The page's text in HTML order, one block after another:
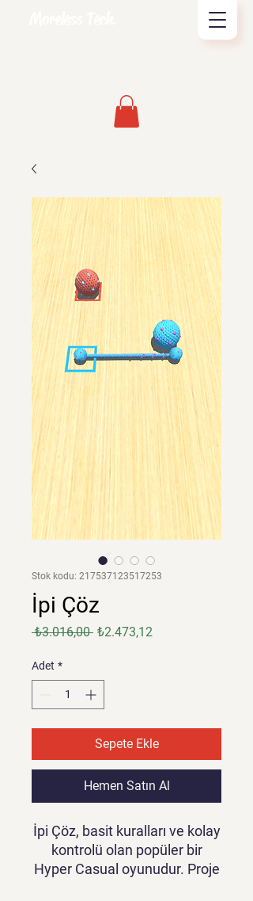
Stok kodu: 217537123517253
İpi Çöz
₺3.016,00 Normal
₺2.473,12
Adet *
Sepete Ekle
Hemen Satın Al
İpi Çöz, basit kuralları ve kolay
kontrolü olan popüler bir
Hyper Casual oyunudur. Proje